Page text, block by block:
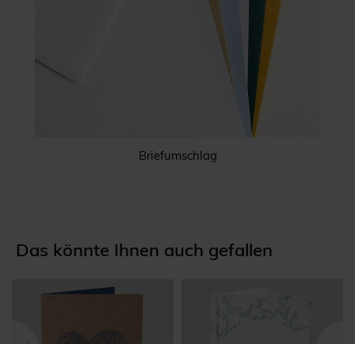
Briefumschlag
Das könnte Ihnen auch gefallen